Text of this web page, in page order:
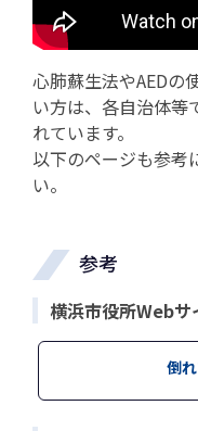
心肺蘇生法やAEDの
い方は、各自治体等
れています。
以下のページも参考
い。
参考
横浜市役所Webサ
倒